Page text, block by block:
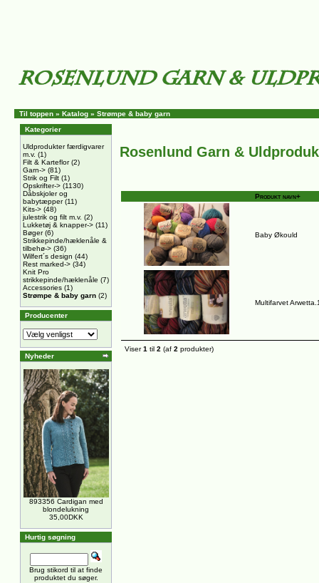
Til toppen » Katalog » Strømpe & baby garn
Kategorier
Uldprodukter færdigvarer
m.v. (1)
Filt & Karteflor(2)
Garn-> (81)
Strik og Filt (1)
Opskrifter-> (1130)
Dåbskjoler og
babytæpper(11)
Kits-> (48)
julestrik og filt m.v. (2)
Lukketøj & knapper-> (11)
Bøger(6)
Strikkepinde/hæklenåle &
tilbehø-> (36)
Wilfert´s design (44)
Rest marked-> (34)
Knit Pro
strikkepinde/hæklenåle (7)
Accessories (1)
Strømpe & baby garn (2)
Producenter
Nyheder
893356 Cardigan med
blondelukning
35,00DKK
Hurtig søgning
Brug stikord til at finde
produktet du søger.
Rosenlund Garn &
Produkt navn+
Baby Økould
Multifarvet
Viser1 til 2 (af 2 produkter)